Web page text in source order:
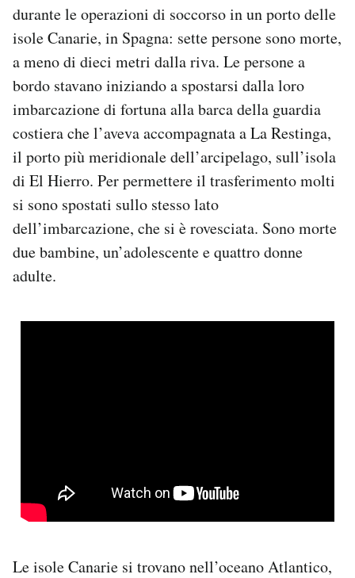
AREA PERSONALE
Area Personale
Newsletter
Notifiche mobile
Regala il Post
Hai bisogno di aiuto?
Esci
durante le operazioni di soccorso in un porto delle
isole Canarie, in Spagna: sette persone sono morte,
a meno di dieci metri dalla riva. Le persone a
bordo stavano iniziando a spostarsi dalla loro
imbarcazione di fortuna alla barca della guardia
costiera che l’aveva accompagnata a La Restinga,
il porto più meridionale dell’arcipelago, sull’isola
di El Hierro. Per permettere il trasferimento molti
si sono spostati sullo stesso lato
dell’imbarcazione, che si è rovesciata. Sono morte
due bambine, un’adolescente e quattro donne
adulte.
Le isole Canarie si trovano nell’oceano Atlantico,